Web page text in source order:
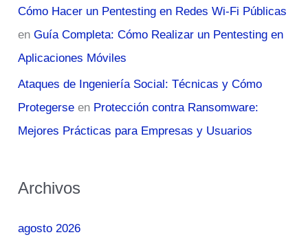
Cómo Hacer un Pentesting en Redes Wi-Fi Públicas
enGuía Completa: Cómo Realizar un Pentesting en
Aplicaciones Móviles
Ataques de Ingeniería Social: Técnicas y Cómo
Protegerse en Protección contra Ransomware:
Mejores Prácticas para Empresas y Usuarios
Archivos
agosto 2026